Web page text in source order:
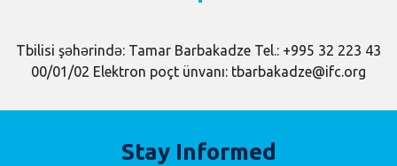
Tbilisi şəhərində: Tamar Barbakadze Tel.: +995 32 223 43
00/01/02 Elektron poçt ünvanı: tbarbakadze@ifc.org
Stay Informed